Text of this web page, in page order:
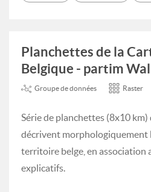
Planchettes de la
Belgique - partim
Groupe de données Raster
Série de planchettes (8x10
décrivent morphologiquement
territoire belge, en association
explicatifs.